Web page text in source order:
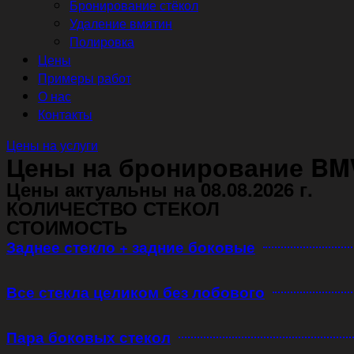
Бронирование стёкол
Удаление вмятин
Полировка
Цены
Примеры работ
О нас
Контакты
Цены на услуги
Цены на бронирование
Цены актуальны на 08.08.2026 г.
КОЛИЧЕСТВО СТЕКОЛ
СТОИМОСТЬ
Заднее стекло + задние боковые
Все стекла целиком без лобового
Пара боковых стекол